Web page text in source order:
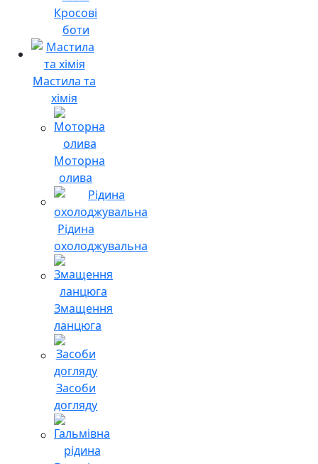
Кросові
боти
Мастила та
хімія
Моторна
олива
Рідина
охолоджувальна
Змащення
ланцюга
Засоби
догляду